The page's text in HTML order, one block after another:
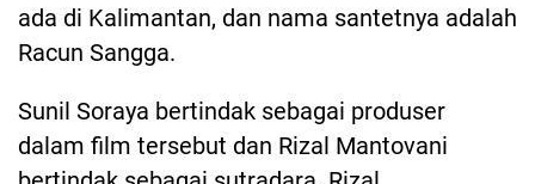
ada di Kalimantan, dan nama santetnya adalah
Racun Sangga.
Sunil Soraya bertindak sebagai produser
dalam film tersebut dan Rizal Mantovani